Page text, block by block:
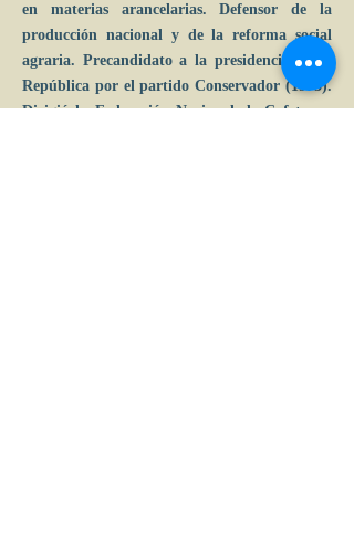
en materias arancelarias. Defensor de la
producción nacional y de la reforma social
agraria. Precandidato a la presidencia de la
República por el partido Conservador (1973).
Dirigió la Federación Nacional de Cafeteros.